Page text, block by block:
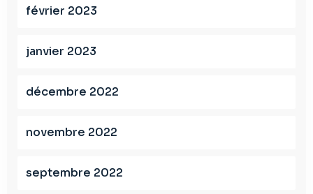
février 2023
janvier 2023
décembre 2022
novembre 2022
septembre 2022